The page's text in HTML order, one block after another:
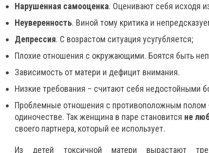
Нарушенная самооценка. Оценивают себя исходя
Неуверенность. Виной тому критика и
Депрессия. С возрастом ситуация усугубляется;
Плохие отношения с окружающими. Боятся быть
Зависимость от матери и дефицит внимания.
Низкие требования – считают себя недостойными
Проблемные отношения с противоположным полом
одиночестве. Так женщина в паре становится не
своего партнера, который ее использует.
Из детей токсичной матери вырастают